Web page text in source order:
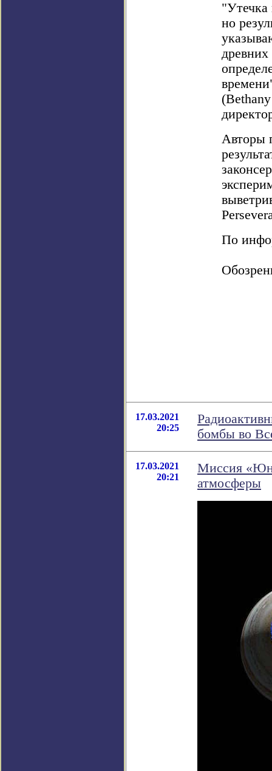
"Утечка
но
Авторы
По
17.03.2021
20:25
бомбы во
17.03.2021
20:21
Миссия
атмосферы